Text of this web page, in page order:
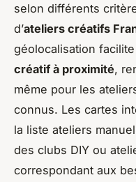
selon différents
d’ateliers créatifs
géolocalisation
créatif à proximité,
même pour les
connus. Les cartes
la liste ateliers
des clubs DIY ou
correspondant aux